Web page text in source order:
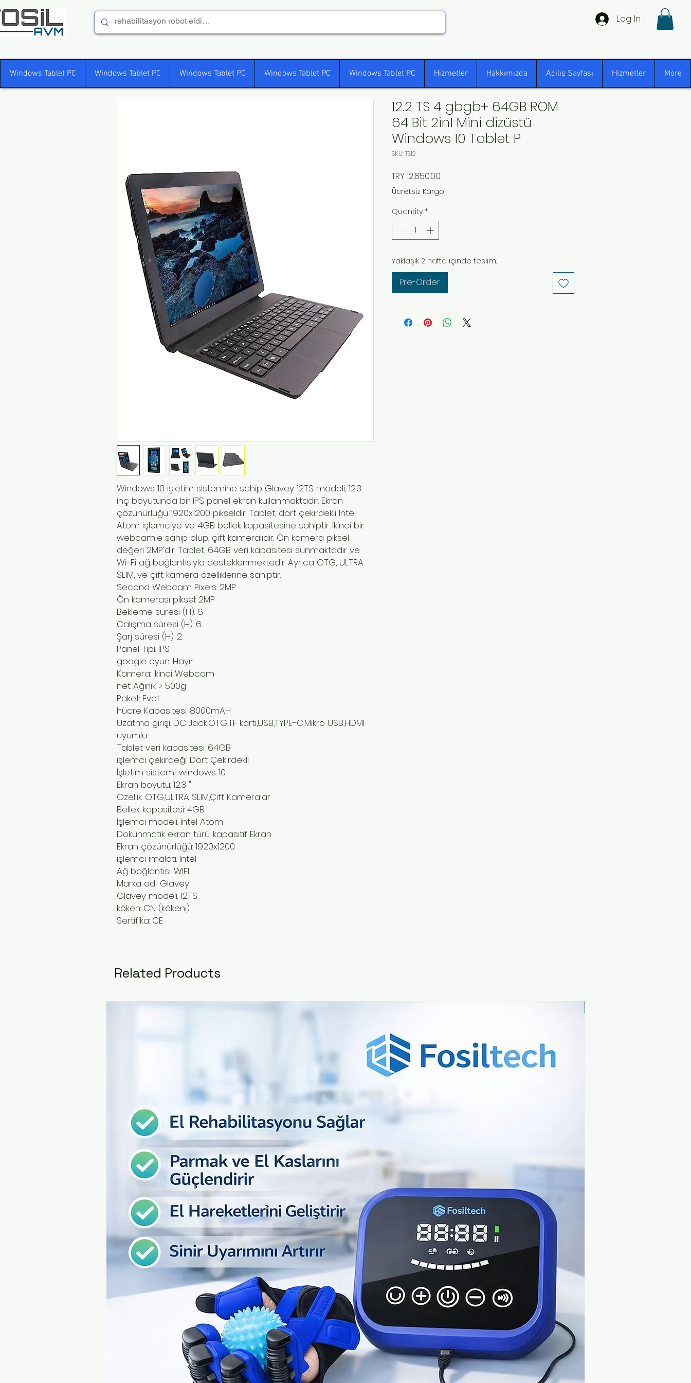
Log In
Windows Tablet PC Windows Tablet PC Windows Tablet PC Windows Tablet PC Windows Tablet PC Hizmetler Hakkımızda Açılış Sayfası Hizmetler More
Windows 10 işletim sistemine sahip Glavey 12TS modeli, 12.3
inç boyutunda bir IPS panel ekran kullanmaktadır. Ekran
çözünürlüğü 1920x1200 pikseldir. Tablet, dört çekirdekli Intel
Atom işlemciye ve 4GB bellek kapasitesine sahiptir. İkinci bir
webcam'e sahip olup, çift kameralıdır. Ön kamera piksel
değeri 2MP'dir. Tablet, 64GB veri kapasitesi sunmaktadır ve
Wi-Fi ağ bağlantısıyla desteklenmektedir. Ayrıca OTG, ULTRA
SLIM, ve çift kamera özelliklerine sahiptir.
Second Webcam Pixels: 2MP
Ön kamerası piksel: 2MP
Bekleme süresi (H): 6
Çalışma süresi (H): 6
Şarj süresi (H): 2
Panel Tipi: IPS
google oyun: Hayır
Kamera: ikinci Webcam
net Ağırlık: > 500g
Paket: Evet
hücre Kapasitesi: 8000mAH
Uzatma girişi: DC Jack,OTG,TF kartı,USB,TYPE-C,Mikro USB,HDMI
uyumlu
Tablet veri kapasitesi: 64GB
işlemci çekirdeği: Dört Çekirdekli
İşletim sistemi: windows 10
Ekran boyutu: 12.3 "
Özellik: OTG,ULTRA SLIM,Çift Kameralar
Bellek kapasitesi: 4GB
İşlemci modeli: Intel Atom
Dokunmatik ekran türü: kapasitif Ekran
Ekran çözünürlüğü: 1920x1200
işlemci imalatı: İntel
Ağ bağlantısı: WIFI
Marka adı: Glavey
Glavey modeli: 12TS
köken: CN (kökeni)
Sertifika: CE
12.2 TS 4 gbgb+ 64GB ROM
64 Bit 2in1 Mini dizüstü
Windows 10 Tablet P
SKU: TS12
TRY 12,850.00
Ücretsiz Kargo
Quantity *
Yaklaşık 2 hafta içinde teslim.
Pre-Order
Related Products